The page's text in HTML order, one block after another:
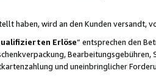
haben, wird an den Kunden versandt,
Erlöse“ entsprechen den
und uneinbringlicher